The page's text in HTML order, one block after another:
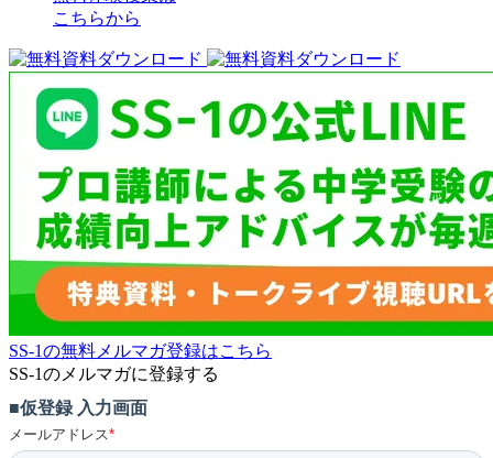
こちらから
SS-1の無料メルマガ登録はこちら
SS-1のメルマガに登録する